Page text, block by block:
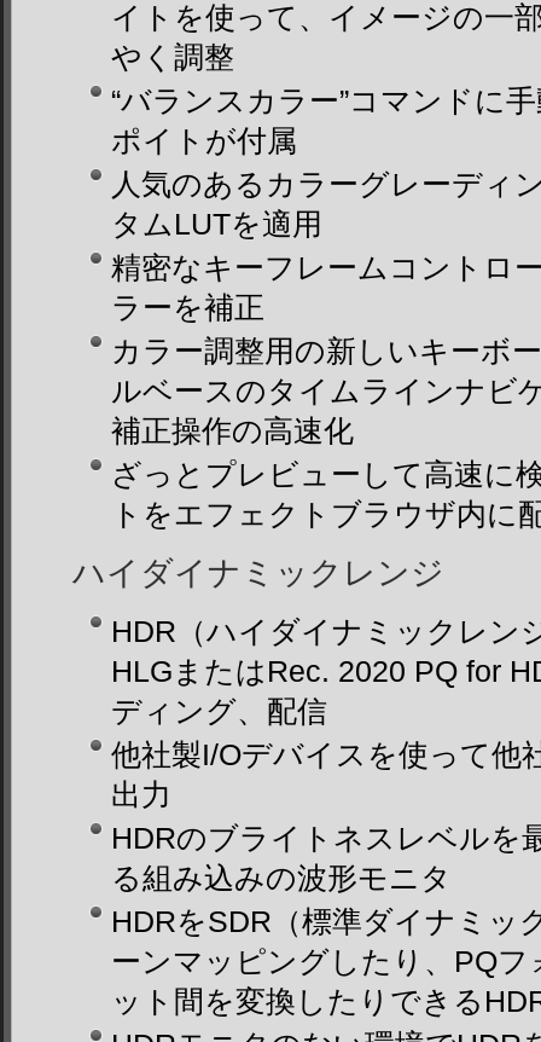
イトを使って、イメージの一
やく調整
“バランスカラー”コマンドに
ポイトが付属
人気のあるカラーグレーディ
タムLUTを適用
精密なキーフレームコントロ
ラーを補正
カラー調整用の新しいキーボ
ルベースのタイムラインナビ
補正操作の高速化
ざっとプレビューして高速に
トをエフェクトブラウザ内に
ハイダイナミックレンジ
HDR（ハイダイナミックレン
HLGまたはRec. 2020 PQ for
ディング、配信
他社製I/Oデバイスを使って他
出力
HDRのブライトネスレベルを
る組み込みの波形モニタ
HDRをSDR（標準ダイナミッ
ーンマッピングしたり、PQ
ット間を変換したりできる